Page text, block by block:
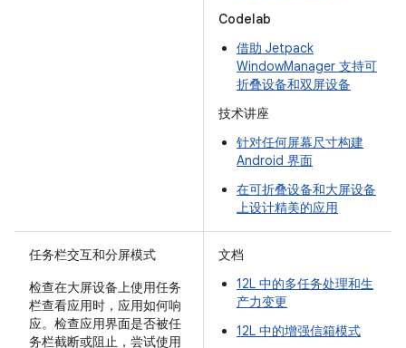
Codelab
借助 Jetpack
WindowManager 支持可
折叠设备和双屏设备
技术讲座
针对任何屏幕尺寸构建
Android 界面
在可折叠设备和大屏设备
上设计精美的应用
任务栏交互和分屏模式
检查在大屏设备上使用任务
栏查看应用时，应用如何响
应。检查应用界面是否被任
务栏截断或阻止，尝试使用
文档
12L 中的多任务处理和生
产力变更
12L 中的增强信箱模式